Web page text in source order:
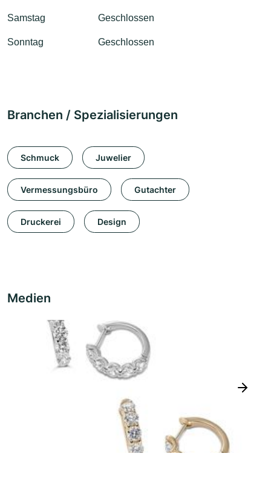
Samstag Geschlossen
Sonntag Geschlossen
Branchen / Spezialisierungen
Schmuck Juwelier
Vermessungsbüro Gutachter
Druckerei Design
Medien
next